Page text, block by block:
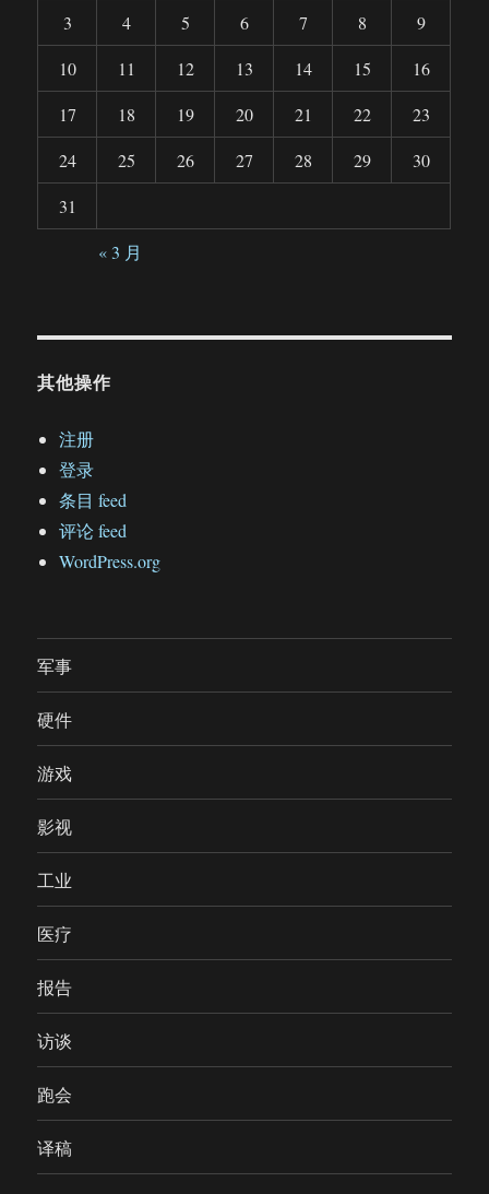
3
4 5 6 7 8
9
10
11 12 13 14 15
16
17
18 19 20 21 22
23
24
25 26 27 28 29
30
31
« 3 月
其他操作
注册
登录
条目 feed
评论 feed
WordPress.org
军事
硬件
游戏
影视
工业
医疗
报告
访谈
跑会
译稿